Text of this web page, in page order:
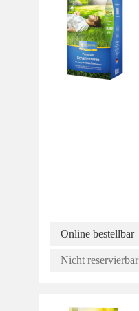
Online bestellbar
Nicht reservierbar